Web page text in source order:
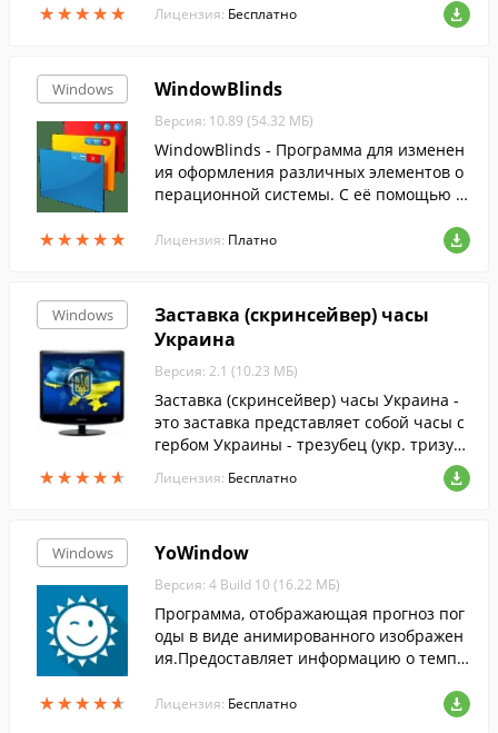
★★★★★
★★★★★ Лицензия: Бесплатно
Windows
★★★★★
★★★★★
WindowBlinds
Версия: 10.89 (54.32 МБ)
WindowBlinds - Программа для изменен
ия оформления различных элементов о
перационной системы. С её помощью м
роить тему оформления и многое друго
Лицензия: Платно
Windows
★★★★★
★★★★★
Заставка (скринсейвер) часы
Украина
Версия: 2.1 (10.23 МБ)
Заставка (скринсейвер) часы Украина -
это заставка представляет собой часы с
гербом Украины - трезубец (укр. тризуб)
Лицензия: Бесплатно
Windows
★★★★★
★★★★★
YoWindow
Версия: 4 Build 10 (16.22 МБ)
Программа, отображающая прогноз пог
оды в виде анимированного изображен
ия.Предоставляет информацию о темпе
и ветра, облачности и пр.
Лицензия: Бесплатно